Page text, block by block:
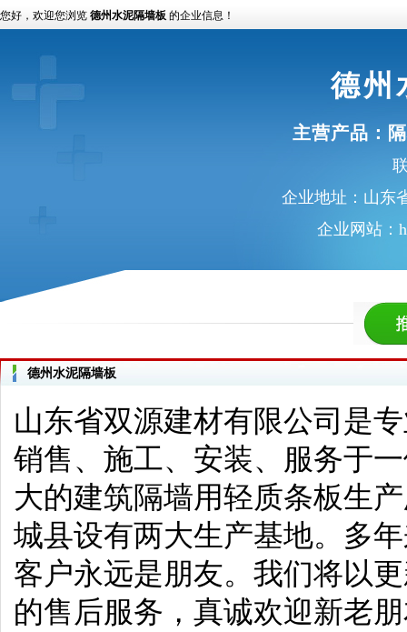
您好，欢迎您浏览 德州水泥隔墙板 的企业信息！
德州
主营产品：
企业地址：山东
企业网站：
德州水泥隔墙板
山东省双源建材有限公司是
销售、施工、安装、服务于
大的建筑隔墙用轻质条板生
城县设有两大生产基地。多
客户永远是朋友。我们将以
的售后服务，真诚欢迎新老